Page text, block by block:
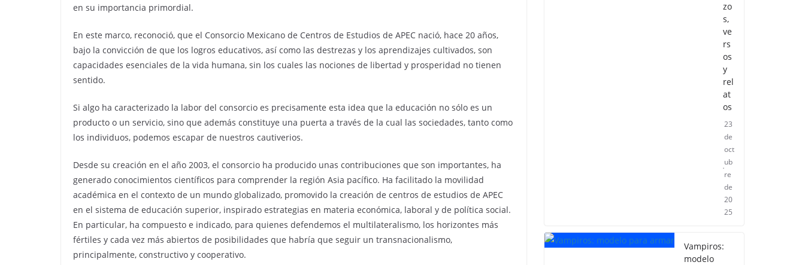
en su importancia primordial.
En este marco, reconoció, que el Consorcio Mexicano de Centros de Estudios de APEC nació, hace 20 años,
bajo la convicción de que los logros educativos, así como las destrezas y los aprendizajes cultivados, son
capacidades esenciales de la vida humana, sin los cuales las nociones de libertad y prosperidad no tienen
sentido.
Si algo ha caracterizado la labor del consorcio es precisamente esta idea que la educación no sólo es un
producto o un servicio, sino que además constituye una puerta a través de la cual las sociedades, tanto como
los individuos, podemos escapar de nuestros cautiverios.
Desde su creación en el año 2003, el consorcio ha producido unas contribuciones que son importantes, ha
generado conocimientos científicos para comprender la región Asia pacífico. Ha facilitado la movilidad
académica en el contexto de un mundo globalizado, promovido la creación de centros de estudios de APEC
en el sistema de educación superior, inspirado estrategias en materia económica, laboral y de política social.
En particular, ha compuesto e indicado, para quienes defendemos el multilateralismo, los horizontes más
fértiles y cada vez más abiertos de posibilidades que habría que seguir un transnacionalismo,
principalmente, constructivo y cooperativo.
zo
s,
ve
rs
os
y
rel
at
os
23
de
oct
ub
re
de
20
25
Vampiros:
modelo